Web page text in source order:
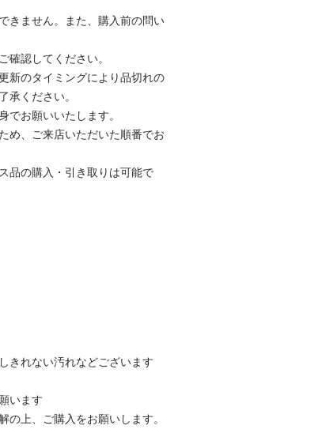
きません。また、購入前の問い
確認してください。
新のタイミングにより品切れの
承ください。
でお願いいたします。
め、ご来店いただいた順番でお
品の購入・引き取りは可能で
きれない汚れなどございます
います
上、ご購入をお願いします。